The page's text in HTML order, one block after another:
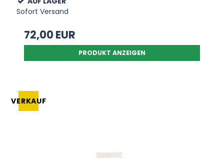
Sofort Versand
72,00 EUR
PRODUKT ANZEIGEN
VERKAUF